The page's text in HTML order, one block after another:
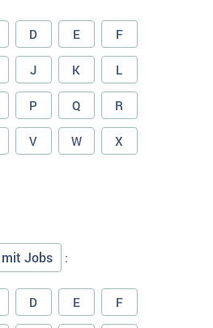
D E F
J K L
P Q R
V W X
Jobs :
D E F